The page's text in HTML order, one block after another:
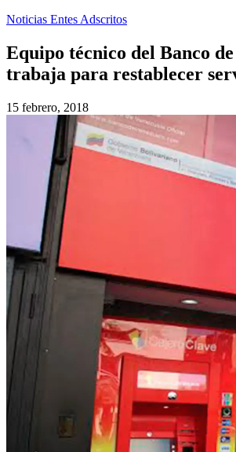
Noticias Entes Adscritos
Equipo técnico del Banco
trabaja para restablecer
15 febrero, 2018